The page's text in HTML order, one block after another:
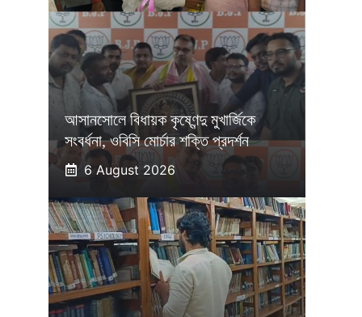
আসানসোলে বিধায়ক কৃষ্ণেন্দু মুখার্জিকে
সংবর্ধনা, ওবিসি মোর্চার শক্তি প্রদর্শন
6 August 2026